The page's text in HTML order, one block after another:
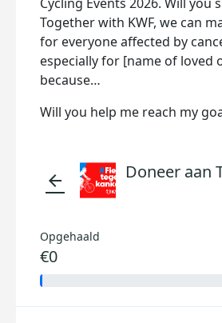
Together with KWF, we can
for everyone affected by
especially for [name of loved
because…
Will you help me reach my
arrow_back Doneer aan
Opgehaald
€0